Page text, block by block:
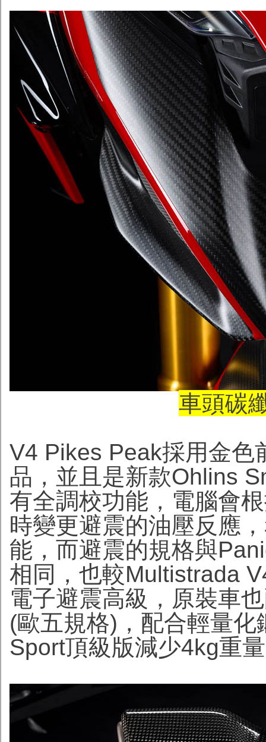
車頭碳
V4 Pikes Peak採用金色
品，並且是新款Ohlins
有全調校功能，電腦會
時變更避震的油壓反應
能，而避震的規格與
相同，也較Multistrada
電子避震高級，原裝車
(歐五規格)，配合輕量
Sport頂級版減少4kg重